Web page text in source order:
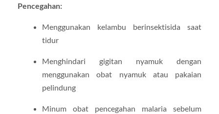
Pencegahan:
Menggunakan kelambu berinsektisida saat
tidur
Menghindari gigitan nyamuk dengan
menggunakan obat nyamuk atau pakaian
pelindung
Minum obat pencegahan malaria sebelum